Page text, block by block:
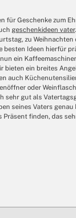
für Geschenke zum
geschenkideen vater
zu Weihnachten
besten Ideen hierfür
ein
bieten ein breites
auch
oder
sehr gut als
seines Vaters
Präsent finden, das